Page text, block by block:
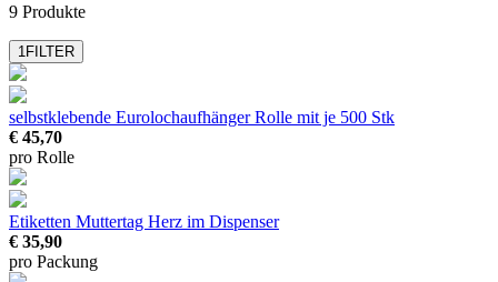
9 Produkte
1FILTER
selbstklebende EurolochaufhängerRolle mit je 500 Stk
€ 45,70
pro Rolle
Etiketten Muttertag Herz im Dispenser
€ 35,90
pro Packung